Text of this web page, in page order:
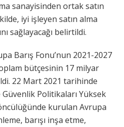
sanayisinden ortak satın
iyi işleyen satın alma
sağlayacağı belirtildi.
Barış Fonu’nun 2021-2027
bütçesinin 17 milyar
22 Mart 2021 tarihinde
Politikaları Yüksek
kurulan Avrupa
barışı inşa etme,